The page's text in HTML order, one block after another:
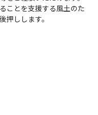
ことを支援する風土のた
押しします。